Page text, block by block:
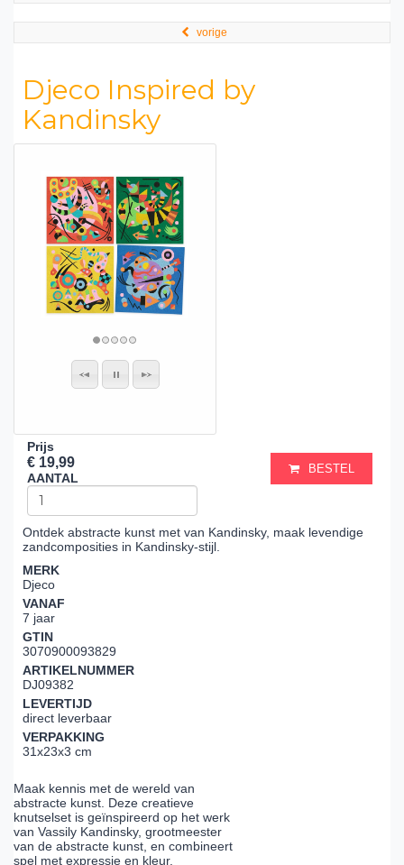
vorige
Djeco Inspired by
Kandinsky
Prijs
€ 19,99
AANTAL
BESTEL
Ontdek abstracte kunst met van Kandinsky, maak levendige
zandcomposities in Kandinsky-stijl.
MERK
Djeco
VANAF
7 jaar
GTIN
3070900093829
ARTIKELNUMMER
DJ09382
LEVERTIJD
direct leverbaar
VERPAKKING
31x23x3 cm
Maak kennis met de wereld van
abstracte kunst. Deze creatieve
knutselset is geïnspireerd op het werk
van Vassily Kandinsky, grootmeester
van de abstracte kunst, en combineert
spel met expressie en kleur.